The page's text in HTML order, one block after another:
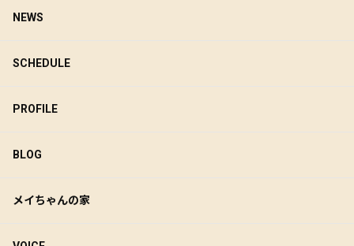
NEWS
SCHEDULE
PROFILE
BLOG
メイちゃんの家